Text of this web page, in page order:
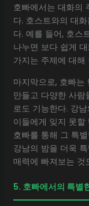
호빠에서는 대화의
다. 호스트와의 대
다. 예를 들어, 호스
나누면 보다 쉽게
가지는 주제에 대
마지막으로, 호빠는
만들고 다양한 사
로도 기능한다. 강
이들에게 잊지 못할
호빠를 통해 그 특
강남의 밤을 더욱
매력에 빠져보는
5. 호빠에서의 특별